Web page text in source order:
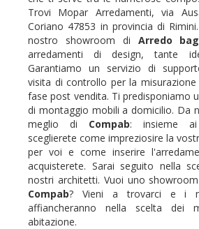
Trovi Mopar Arredamenti, via
Coriano 47853 in provincia di
nostro showroom di Arredo
arredamenti di design, tante
Garantiamo un servizio di
visita di controllo per la misurazione
fase post vendita. Ti predisponiamo
di montaggio mobili a domicilio. Da
meglio di Compab: insieme
sceglierete come impreziosire la
per voi e come inserire
acquisterete. Sarai seguito nella
nostri architetti. Vuoi uno
Compab? Vieni a trovarci e i
affiancheranno nella scelta dei
abitazione.